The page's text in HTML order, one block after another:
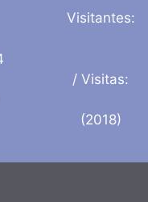
Visitantes:
/ Visitas:
(2018)